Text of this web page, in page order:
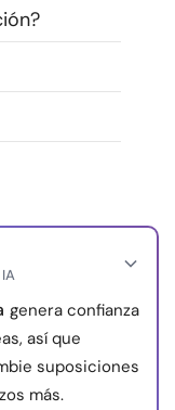
reservados.
genera confianza
así que
suposiciones
más.